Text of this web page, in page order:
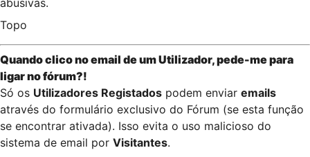
abusivas.
Topo
Quando clico no email de umUtilizador, pede-me para
ligar no fórum?!
Só os Utilizadores Registados podem enviar emails
através do formulário exclusivo do Fórum (se esta função
se encontrar ativada). Isso evita o uso malicioso do
sistema de email por Visitantes.